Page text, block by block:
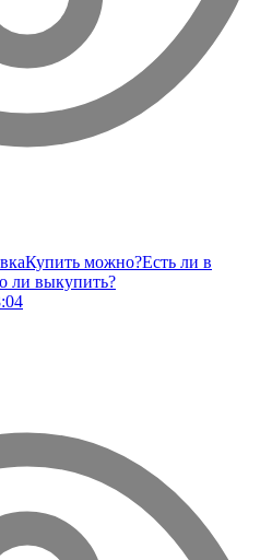
Купить можно?Есть ли в
ли выкупить?